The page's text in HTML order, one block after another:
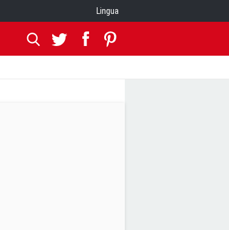
Lingua